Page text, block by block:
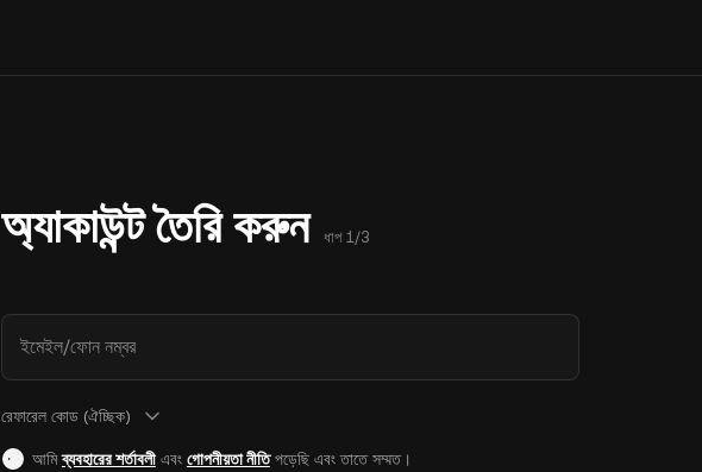
অ্যাকাউন্ট তৈরি করুন ধাপ 1/3
ইমেইল/ফোন নম্বর
রেফারেল কোড (ঐচ্ছিক)
আমিব্যবহারের শর্তাবলীএবং গোপনীয়তা নীতিপড়েছি এবং তাতে সম্মত।